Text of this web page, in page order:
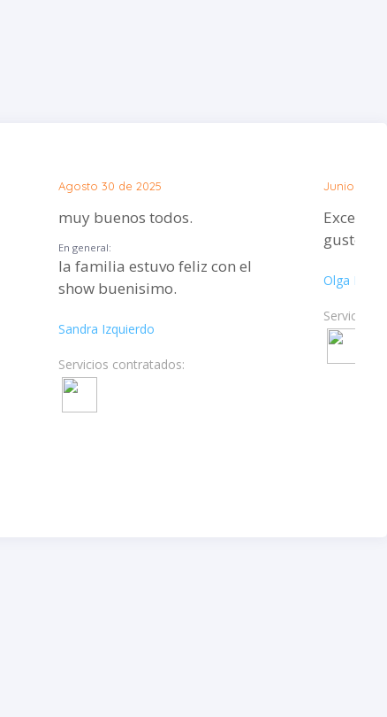
Agosto 30 de 2025
muy buenos todos.
En general:
la familia estuvo feliz con el
show buenisimo.
Sandra Izquierdo
Servicios contratados:
Junio 14
gustó
Olga
Servicios